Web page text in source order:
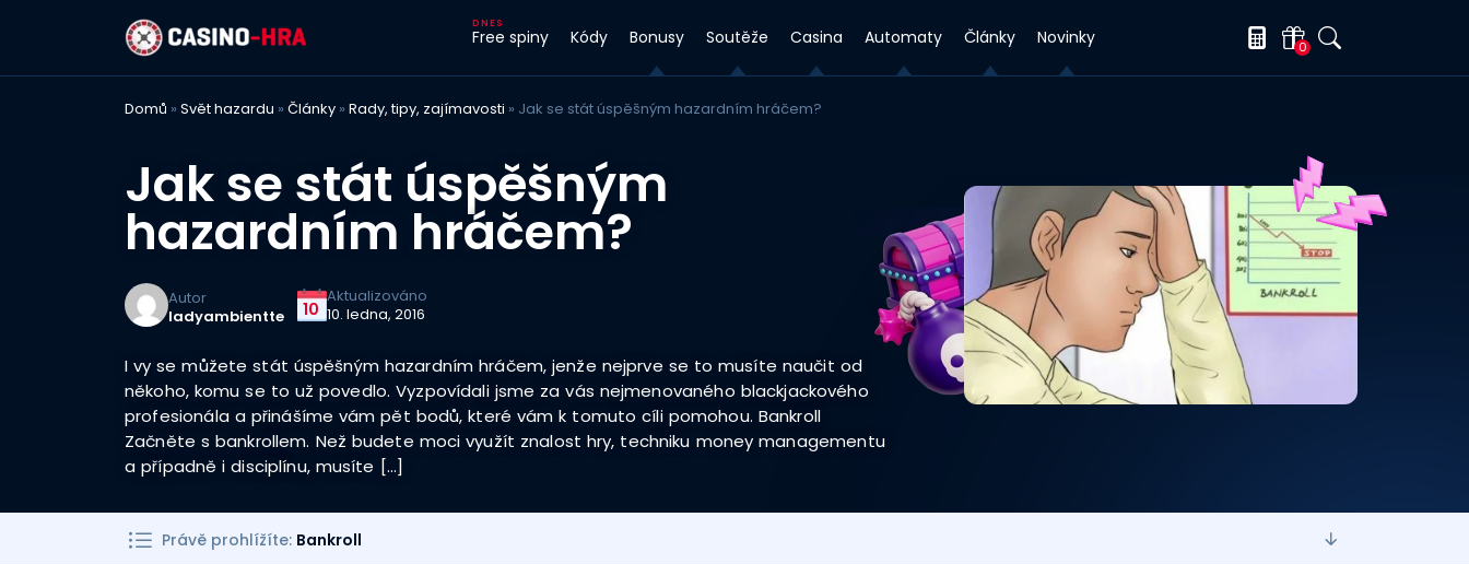
Free spiny Kódy Bonusy Soutěže Casina Automaty Články Novinky 0
Domů » Svět hazardu » Články » Rady, tipy, zajímavosti » Jak se stát úspěšným hazardním hráčem?
Jak se stát úspěšným
hazardním hráčem?
Autor
ladyambientte
10
Aktualizováno
10. ledna, 2016
I vy se můžete stát úspěšným hazardním hráčem, jenže nejprve se to musíte naučit od
někoho, komu se to už povedlo. Vyzpovídali jsme za vás nejmenovaného blackjackového
profesionála a přinášíme vám pět bodů, které vám k tomuto cíli pomohou. Bankroll
Začněte s bankrollem. Než budete moci využít znalost hry, techniku money managementu
a případně i disciplínu, musíte […]
Právě prohlížíte: Bankroll